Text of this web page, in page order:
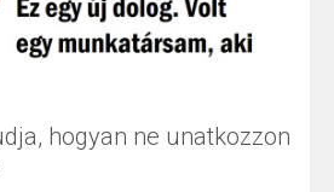
hogyan ne unatkozzon